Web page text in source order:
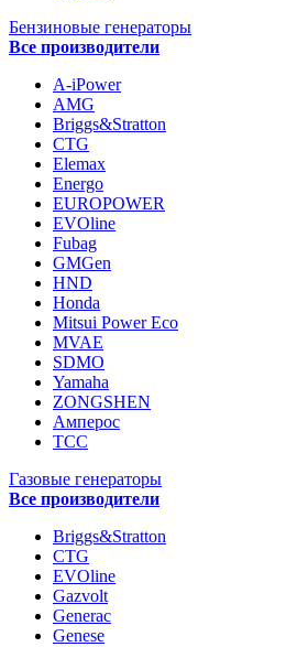
Бензиновые генераторы
Все производители
A-iPower
AMG
Briggs&Stratton
CTG
Elemax
Energo
EUROPOWER
EVOline
Fubag
GMGen
HND
Honda
Mitsui Power Eco
MVAE
SDMO
Yamaha
ZONGSHEN
Амперос
ТСС
Газовые генераторы
Все производители
Briggs&Stratton
CTG
EVOline
Gazvolt
Generac
Genese